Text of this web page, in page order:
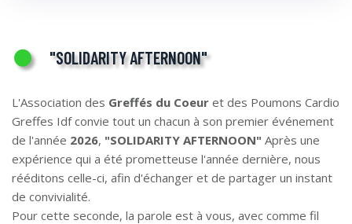
"SOLIDARITY AFTERNOON"
L'Association des Greffés du Coeur et des Poumons Cardio
Greffes Idf convie tout un chacun à son premier événement
de l'année 2026, "SOLIDARITY AFTERNOON" Après une
expérience qui a été prometteuse l'année dernière, nous
rééditons celle-ci, afin d'échanger et de partager un instant
de convivialité.
Pour cette seconde, la parole est à vous, avec comme fil